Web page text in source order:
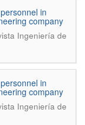
in
company
Ingeniería de
in
company
Ingeniería de